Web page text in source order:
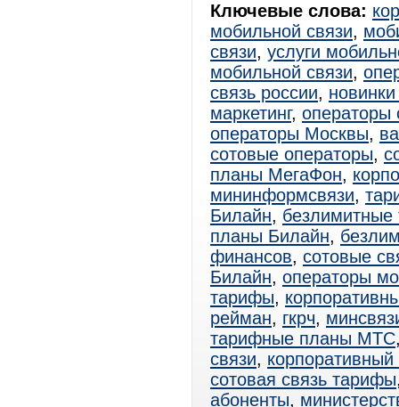
Ключевые слова:
мобильной связи,
связи, услуги
мобильной связи,
связь россии,
маркетинг, операторы
операторы Москвы,
сотовые операторы,
планы МегаФон,
мининформсвязи,
Билайн,
планы Билайн,
финансов, сотовые
Билайн, операторы
тарифы,
рейман, гкрч,
тарифные планы МТС
связи,
сотовая связь тарифы
абоненты,